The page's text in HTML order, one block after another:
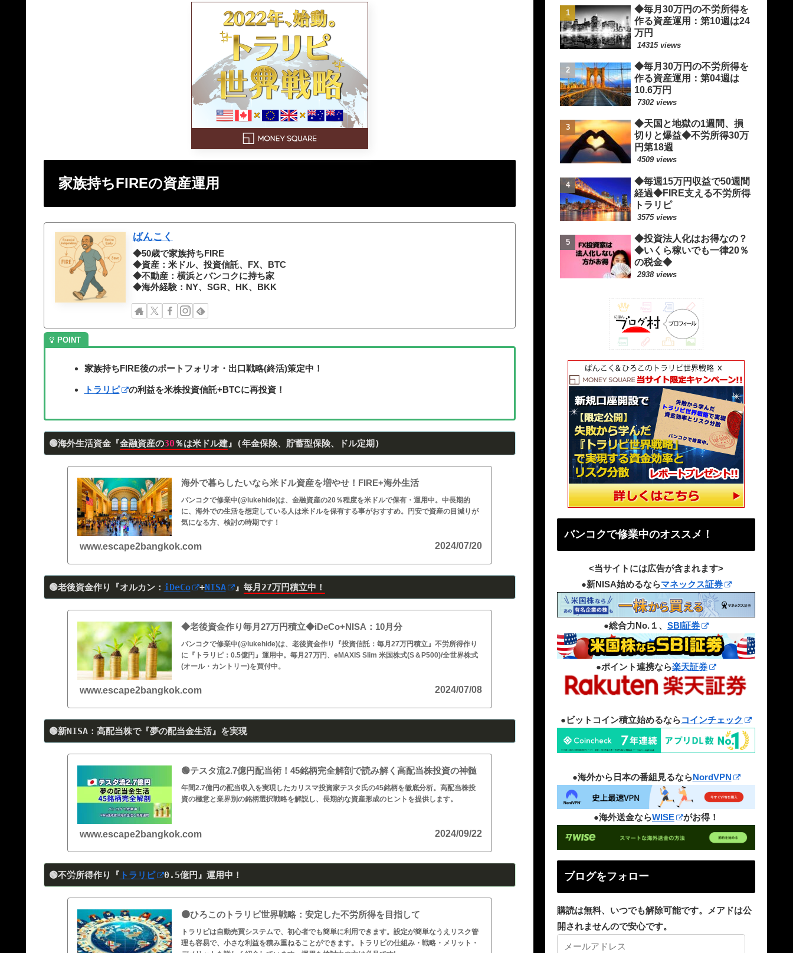
家族持ちFIREの資産運用
ばんこく
◆50歳で家族持ちFIRE
◆資産：米ドル、投資信託、FX、BTC
◆不動産：横浜とバンコクに持ち家
◆海外経験：NY、SGR、HK、BKK
家族持ちFIRE後のポートフォリオ・出口戦略(終活)策定中！
トラリピ の利益を米株投資信託+BTCに再投資！
🟢海外生活資金『金融資産の30％は米ドル建』(年金保険、貯蓄型保険、ドル定期)
海外で暮らしたいなら米ドル資産を増やせ！FIRE+海外生活
バンコクで修業中(@lukehide)は、金融資産の20％程度を米ドルで保有・運用中。中長期的
に、海外での生活を想定している人は米ドルを保有する事がおすすめ。円安で資産の目減りが
気になる方、検討の時期です！
www.escape2bangkok.com 2024/07/20
🟢老後資金作り『オルカン： iDeCo +NISA 』 毎月27万円積立中！
◆老後資金作り毎月27万円積立◆iDeCo+NISA：10月分
バンコクで修業中(@lukehide)は、老後資金作り『投資信託：毎月27万円積立』不労所得作り
に『トラリピ：0.5億円』運用中。毎月27万円、eMAXIS Slim 米国株式(S＆P500)/全世界株式
(オール・カントリー)を買付中。
www.escape2bangkok.com 2024/07/08
🟢新NISA：高配当株で『夢の配当金生活』を実現
🟢テスタ流2.7億円配当術！45銘柄完全解剖で読み解く高配当株投資の神髄
年間2.7億円の配当収入を実現したカリスマ投資家テスタ氏の45銘柄を徹底分析。高配当株投
資の極意と業界別の銘柄選択戦略を解説し、長期的な資産形成のヒントを提供します。
www.escape2bangkok.com 2024/09/22
🟢不労所得作り『 トラリピ 0 .5億円』運用中！
🟠ひろこのトラリピ世界戦略：安定した不労所得を目指して
トラリピは自動売買システムで、初心者でも簡単に利用できます。設定が簡単なうえリスク管
理も容易で、小さな利益を積み重ねることができます。トラリピの仕組み・戦略・メリット・
◆毎月30万円の不労所得を
作る資産運用：第10週は24
万円
14315 views
◆毎月30万円の不労所得を
作る資産運用：第04週は
10.6万円
7302 views
◆天国と地獄の1週間、損
切りと爆益◆不労所得30万
円第18週
4509 views
◆毎週15万円収益で50週間
経過◆FIRE支える不労所得
トラリピ
3575 views
◆投資法人化はお得なの？
◆いくら稼いでも一律20％
の税金◆
2938 views
バンコクで修業中のオススメ！
<当サイトには広告が含まれます>
●新NISA始めるならマネックス証券
●総合力No.１、 SBI証券
●ポイント連携なら楽天証券
●ビットコイン積立始めるならコインチェック
●海外から日本の番組見るならNordVPN
●海外送金ならWISE がお得！
ブログをフォロー
購読は無料、いつでも解除可能です。メアドは公
開されませんので安心です。